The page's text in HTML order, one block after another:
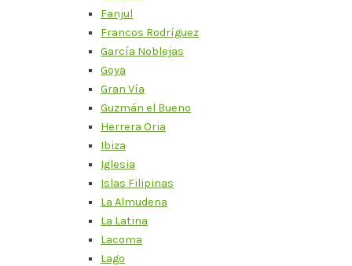
Fanjul
Francos Rodríguez
García Noblejas
Goya
Gran Vía
Guzmán el Bueno
Herrera Oria
Ibiza
Iglesia
Islas Filipinas
La Almudena
La Latina
Lacoma
Lago